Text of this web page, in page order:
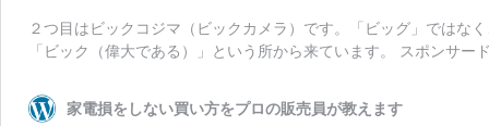
２つ目はビックコジマ（ビックカメラ）です。「ビッグ」ではな
「ビック（偉大である）」という所から来ています。 スポンサ
家電損をしない買い方をプロの販売員が教えます